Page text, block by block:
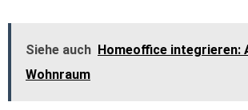
Siehe auch Homeoffice integrieren:
Wohnraum